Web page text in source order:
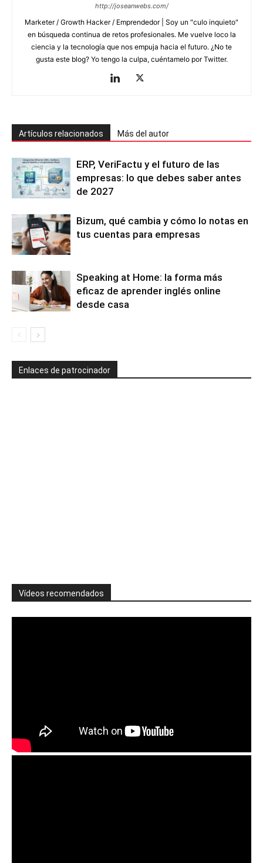
http://joseanwebs.com/
Marketer / Growth Hacker / Emprendedor | Soy un "culo inquieto"
en búsqueda continua de retos profesionales. Me vuelve loco la
ciencia y la tecnología que nos empuja hacia el futuro. ¿No te
gusta este blog? Yo tengo la culpa, cuéntamelo por Twitter.
Artículos relacionados Más del autor
ERP, VeriFactu y el futuro de las
empresas: lo que debes saber antes
de 2027
Bizum, qué cambia y cómo lo notas en
tus cuentas para empresas
Speaking at Home: la forma más
eficaz de aprender inglés online
desde casa
Enlaces de patrocinador
Vídeos recomendados